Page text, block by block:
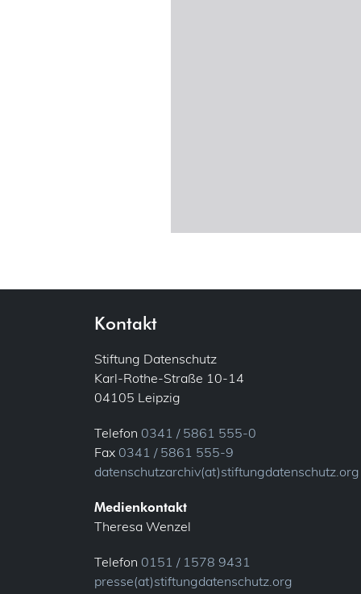
Kontakt
Stiftung Datenschutz
Karl-Rothe-Straße 10-14
04105 Leipzig
Telefon 0341 / 5861 555-0
Fax 0341 / 5861 555-9
datenschutzarchiv(at)stiftungdatenschutz.org
Medienkontakt
Theresa Wenzel
Telefon 0151 / 1578 9431
presse(at)stiftungdatenschutz.org